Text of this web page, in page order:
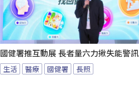
國健署推互動展 長者量六力揪失能警訊
生活 醫療 國健署 長照